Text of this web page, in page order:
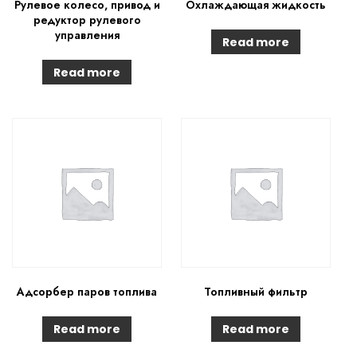
Рулевое колесо, привод и
редуктор рулевого
управления
Read more
Охлаждающая жидкость
Read more
Адсорбер паров топлива
Read more
Топливный фильтр
Read more